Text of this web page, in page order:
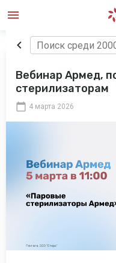
Вебинар Армед,
стерилизаторам
4 марта 2026